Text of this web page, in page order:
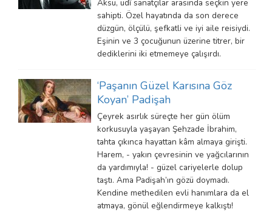
Aksu, udî sanatçılar arasında seçkin yere
sahipti. Özel hayatında da son derece
düzgün, ölçülü, şefkatli ve iyi aile reisiydi.
Eşinin ve 3 çocuğunun üzerine titrer, bir
dediklerini iki etmemeye çalışırdı.
‘Paşanın Güzel Karısına Göz
Koyan’ Padişah
Çeyrek asırlık süreçte her gün ölüm
korkusuyla yaşayan Şehzade İbrahim,
tahta çıkınca hayattan kâm almaya girişti.
Harem, - yakın çevresinin ve yağcılarının
da yardımıyla! - güzel cariyelerle dolup
taştı. Ama Padişah’ın gözü doymadı.
Kendine methedilen evli hanımlara da el
atmaya, gönül eğlendirmeye kalkıştı!